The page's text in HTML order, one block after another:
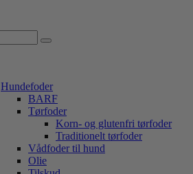
Hundefoder
BARF
Tørfoder
Korn- og glutenfri tørfoder
Traditionelt tørfoder
Vådfoder til hund
Olie